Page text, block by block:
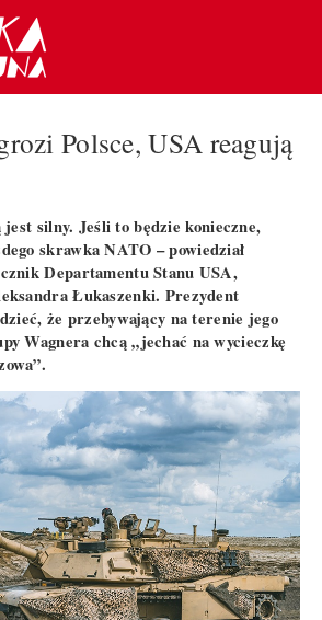
Polsce, USA reagują
jest silny. Jeśli to będzie konieczne,
skrawka NATO – powiedział
Departamentu Stanu USA,
Łukaszenki. Prezydent
że przebywający na terenie jego
Wagnera chcą „jechać na wycieczkę